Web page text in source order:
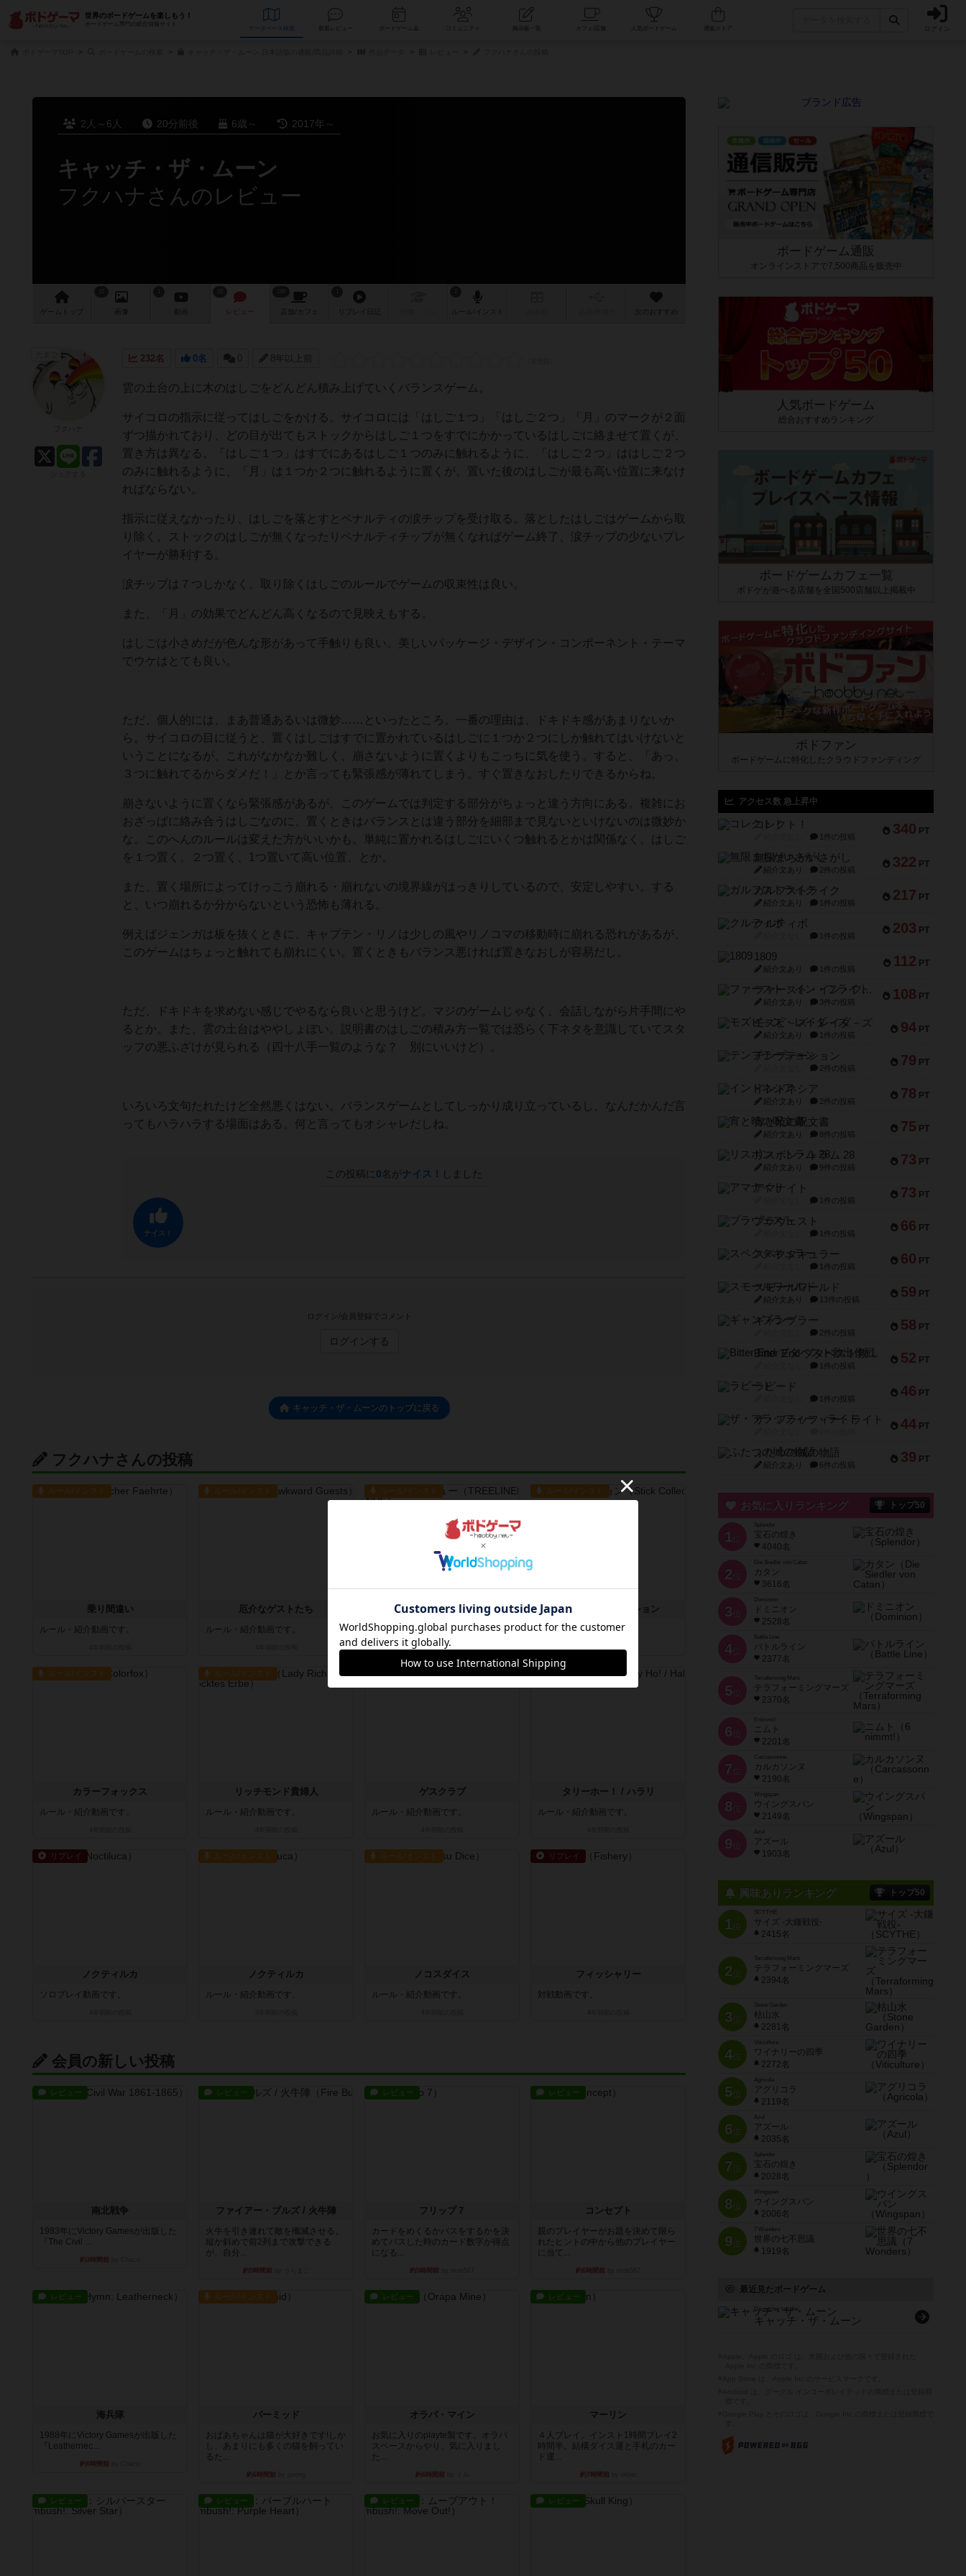
世界のボードゲームを楽しもう！
ボードゲーム専門の総合情報サイト
データベース コミュニティ 人気ボードゲーム ログイン
2人～6人 20分前後 6歳～ 2017年～
キャッチ・ザ・ムーン
フクハナさんのレビュー
ゲーム 画像 レビュー 店舗/ カフェ 次のおすすめ
232名 0名 0 8年以上前
雲の土台の上に木のはしごをどんどん積み上げていくバランスゲーム。
サイコロの指示に従ってはしごをかける。サイコロには「はしご１つ」「はしご２つ」「月」のマークが２面
ずつ描かれており、どの目が出てもストックからはしご１つをすでにかかっているはしごに絡ませて置くが、
置き方は異なる。「はしご１つ」はすでにあるはしご１つのみに触れるように、「はしご２つ」ははしご２つ
のみに触れるように、「月」は１つか２つに触れるように置くが、置いた後のはしごが最も高い位置に来なけ
ればならない。
指示に従えなかったり、はしごを落とすとペナルティの涙チップを受け取る。落としたはしごはゲームから取
り除く。ストックのはしごが無くなったりペナルティチップが無くなればゲーム終了、涙チップの少ないプレ
イヤーが勝利する。
涙チップは７つしかなく、取り除くはしごのルールでゲームの収束性は良い。
また、「月」の効果でどんどん高くなるので見映えもする。
はしごは小さめだが色んな形があって手触りも良い。美しいパッケージ・デザイン・コンポーネント・テーマ
でウケはとても良い。
ただ、個人的には、まあ普通あるいは微妙……といったところ。一番の理由は、ドキドキ感があまりないか
ら。サイコロの目に従うと、置くはしごはすでに置かれているはしごに１つか２つにしか触れてはいけないと
いうことになるが、これがなかなか難しく、崩さないように置くよりもこっちに気を使う。すると、「あっ、
３つに触れてるからダメだ！」とか言っても緊張感が薄れてしまう。すぐ置きなおしたりできるからね。
崩さないように置くなら緊張感があるが、このゲームでは判定する部分がちょっと違う方向にある。複雑にお
おざっぱに絡み合うはしごなのに、置くときはバランスとは違う部分を細部まで見ないといけないのは微妙か
な。このへんのルールは変えた方がいいかも。単純に置かれるはしごにいくつ触れるとかは関係なく、はしご
を１つ置く、２つ置く、1つ置いて高い位置、とか。
また、置く場所によってけっこう崩れる・崩れないの境界線がはっきりしているので、安定しやすい。する
と、いつ崩れるか分からないという恐怖も薄れる。
例えばジェンガは板を抜くときに、キャプテン・リノは少しの風やリノコマの移動時に崩れる恐れがあるが、
このゲームはちょっと触れても崩れにくい。置くときもバランス悪ければ置きなおしが容易だし。
ただ、ドキドキを求めない感じでやるなら良いと思うけど。マジのゲームじゃなく、会話しながら片手間にや
るとか。また、雲の土台はややしょぼい。説明書のはしごの積み方一覧では恐らく下ネタを意識していてスタ
ッフの悪ふざけが見られる（四十八手一覧のような？ 別にいいけど）。
いろいろ文句たれたけど全然悪くはない。バランスゲームとしてしっかり成り立っているし、なんだかんだ言
ってもハラハラする場面はある。何と言ってもオシャレだしね。
この投稿に 0名がナイス！ しました
ナイス！
ログイン/会員登録でコメント
ログインする
キャッチ・ザ・ムーンのトップに戻る
フクハナさんの投稿
ルール/インスト
乗り間違い
ルール・紹介動画です。
ルール/インスト
厄介なゲストたち
ルール・紹介動画です。
ルール/インスト
ツリーラインアベニュー
ルール・紹介動画です。
4年弱前の投稿
ルール/インスト
スティックコレクション
ルール・紹介動画です。
ルール/インスト
カラーフォックス
ルール・紹介動画です。
ルール/インスト
リッチモンド貴婦人
ルール・紹介動画です。
ゲスクラブ
ルール・紹介動画です。
タリーホー！ / ハラリ
ルール・紹介動画です。
リプレイ
ノクティルカ
ソロプレイ動画です。
ルール/インスト
ノクティルカ
ルール・紹介動画です。
ルール/インスト
ノコスダイス
ルール・紹介動画です。
リプレイ
フィッシャリー
対戦動画です。
会員の新しい投稿
レビュー
南北戦争
1983年にVictory Gamesが出版した
『The Civil ...
約3時間前
レビュー
ファイアー・ブルズ / 火牛陣
火牛を引き連れて敵を殲滅させる。
縦か斜めで前2列まで攻撃できる
が、自分...
約5時間前
レビュー
フリップ７
カードをめくるかパスをするかを決
めてパスした時のカード数字が得点
になる...
約5時間前
レビュー
コンセプト
親のプレイヤーがお題を決めて限ら
れたヒントの中から他のプレイヤー
に当て...
約6時間前
レビュー
海兵隊
1988年にVictory Gamesが出版した
『Leathernec...
約6時間前
ルール/インスト
パーミッド
おばあちゃんは猫が大好きです!しか
し、あまりにも多くの猫を飼ってい
るた...
約6時間前
レビュー
オラパ・マイン
お気に入りのplayte製です。オラパ
スペースからやり、気に入りまし
た...
約6時間前
レビュー
マーリン
４人プレイ。インスト1時間プレイ2
時間半。結構ダイス運と手札のカー
ド運...
約7時間前
レビュー レビュー レビュー レビュー
ボードゲーム通販
オンラインストアで7,500商品を販売中
人気ボードゲーム
総合おすすめランキング
ボードゲームカフェ一覧
ボドゲが遊べる店舗を全国500店舗以上掲載中
ボドファン
ボードゲームに特化したクラウドファンディング
アクセス数 急上昇中
340 PT
コレクト！
1件の投稿
322 PT
無限まちがいさがし
紹介文あり 2件の投稿
217 PT
ガルフストライク
紹介文あり 1件の投稿
203 PT
クルティボ
1件の投稿
112 PT
1809
紹介文あり 1件の投稿
108 PT
ファースト・イン・フライト
紹介文あり 3件の投稿
94 PT
モズビ－ズ・レイダ－ズ
紹介文あり 1件の投稿
79 PT
テンプテーション
2件の投稿
78 PT
インドネシア
紹介文あり 2件の投稿
75 PT
宵と暁の呪文書
紹介文あり 8件の投稿
73 PT
リスボン・トラム 28
紹介文あり 9件の投稿
73 PT
アマナイト
1件の投稿
66 PT
ブラヴェスト
1件の投稿
60 PT
スペクタキュラー
1件の投稿
59 PT
スモールワールド
紹介文あり 13件の投稿
58 PT
ギャンブラー
2件の投稿
52 PT
Bitter End ブタペスト救出作戦
1件の投稿
46 PT
ラピード
1件の投稿
44 PT
ザ・フラッフィー・ライト
39 PT
ふたつの城の物語
紹介文あり 6件の投稿
お気に入りランキング トップ50
1 位
宝石の煌き
4040名
2 位
Die Siedler von Catan
カタン
3616名
3 位
ドミニオン
2528名
4位
Battle Line
バトルライン
2377名
5 位
Terraforming Mars
テラフォーミングマーズ
2370名
6 位
ニムト
2201名
7 位
Carcassonne
カルカソンヌ
2190名
8 位
Wingspan
ウイングスパン
2149名
9 位
Azul
アズール
1903名
興味ありランキング トップ50
1位
SCYTHE
サイズ -大鎌戦役-
2415名
2位
Terraforming Mars
テラフォーミングマーズ
2394名
3位
Stone Garden
枯山水
2281名
4位
Viticulture
ワイナリーの四季
2272名
5位
Agricola
アグリコラ
2119名
6位
Azul
アズール
2035名
7位
宝石の煌き
2028名
8位
Wingspan
ウイングスパン
2006名
9位
7 Wonders
世界の七不思議
1919名
最近見たボードゲーム
Décrocher la Lune
キャッチ・ザ・ムーン